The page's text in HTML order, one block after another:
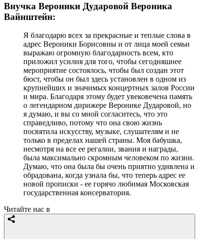
Внучка Вероники Дударовой Вероника
Вайнштейн:
Я благодарю всех за прекрасные и теплые слова в
адрес Вероники Борисовны и от лица моей семьи
выражаю огромную благодарность всем, кто
приложил усилия для того, чтобы сегодняшнее
мероприятие состоялось, чтобы был создан этот
бюст, чтобы он был здесь установлен в одном из
крупнейших и значимых концертных залов России
и мира. Благодаря этому будет увековечена память
о легендарном дирижере Веронике Дударовой, но
я думаю, и вы со мной согласитесь, что это
справедливо, потому что она свою жизнь
посвятила искусству, музыке, слушателям и не
только в пределах нашей страны. Моя бабушка,
несмотря на все ее регалии, звания и награды,
была максимально скромным человеком по жизни.
Думаю, что она была бы очень приятно удивлена и
обрадована, когда узнала бы, что теперь адрес ее
новой прописки - ее горячо любимая Московская
государственная консерватория.
Читайте нас в